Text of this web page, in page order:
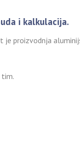
i kalkulacija.
je proizvodnja